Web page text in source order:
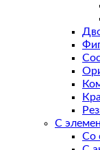
С
Со